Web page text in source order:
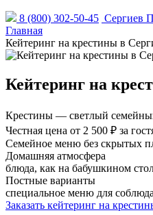
8 (800) 302-50-45 Сергиев
Главная
Кейтеринг на крестины в
Кейтеринг на
Крестины — светлый
Честная цена от 2 500 ₽ за
Семейное меню без скрытых
Домашняя атмосфера
блюда, как на бабушкином
Постные варианты
специальное меню для
Заказать кейтеринг на